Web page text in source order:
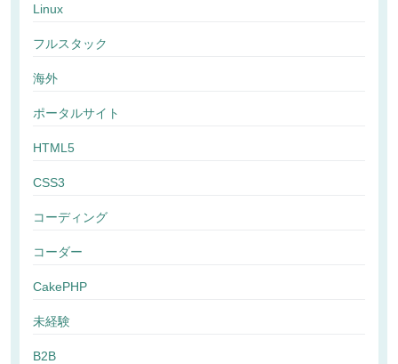
Linux
フルスタック
海外
ポータルサイト
HTML5
CSS3
コーディング
コーダー
CakePHP
未経験
B2B